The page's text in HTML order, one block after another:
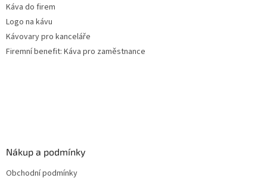
Káva do firem
Logo na kávu
Kávovary pro kanceláře
Firemní benefit: Káva pro zaměstnance
Nákup a podmínky
Obchodní podmínky